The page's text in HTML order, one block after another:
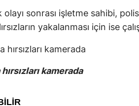
olayı sonrası işletme sahibi,
yakalanması için ise
kamerada